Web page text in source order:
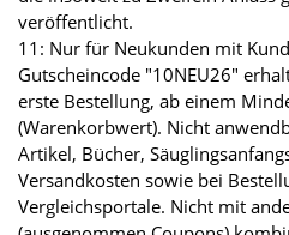
veröffentlicht.
11: Nur für Neukunden mit
Gutscheincode "10NEU26"
erste Bestellung, ab einem
(Warenkorbwert). Nicht
Artikel, Bücher,
Versandkosten sowie bei
Vergleichsportale. Nicht mit